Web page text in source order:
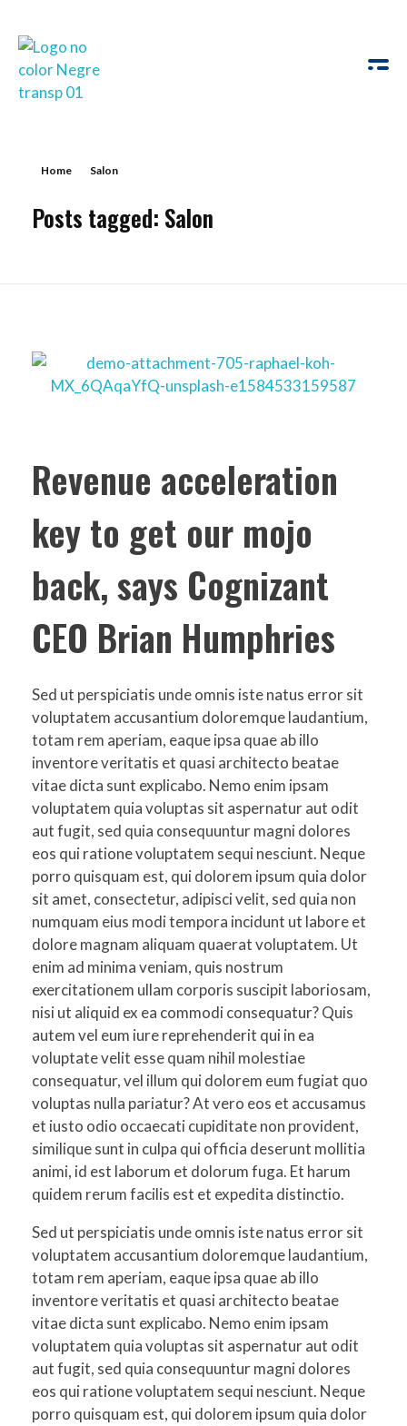
Home Salon
Posts tagged: Salon
Revenue acceleration
key to get our mojo
back, says Cognizant
CEO Brian Humphries
Sed ut perspiciatis unde omnis iste natus error sit
voluptatem accusantium doloremque laudantium,
totam rem aperiam, eaque ipsa quae ab illo
inventore veritatis et quasi architecto beatae
vitae dicta sunt explicabo. Nemo enim ipsam
voluptatem quia voluptas sit aspernatur aut odit
aut fugit, sed quia consequuntur magni dolores
eos qui ratione voluptatem sequi nesciunt. Neque
porro quisquam est, qui dolorem ipsum quia dolor
sit amet, consectetur, adipisci velit, sed quia non
numquam eius modi tempora incidunt ut labore et
dolore magnam aliquam quaerat voluptatem. Ut
enim ad minima veniam, quis nostrum
exercitationem ullam corporis suscipit laboriosam,
nisi ut aliquid ex ea commodi consequatur? Quis
autem vel eum iure reprehenderit qui in ea
voluptate velit esse quam nihil molestiae
consequatur, vel illum qui dolorem eum fugiat quo
voluptas nulla pariatur? At vero eos et accusamus
et iusto odio occaecati cupiditate non provident,
similique sunt in culpa qui officia deserunt mollitia
animi, id est laborum et dolorum fuga. Et harum
quidem rerum facilis est et expedita distinctio.
Sed ut perspiciatis unde omnis iste natus error sit
voluptatem accusantium doloremque laudantium,
totam rem aperiam, eaque ipsa quae ab illo
inventore veritatis et quasi architecto beatae
vitae dicta sunt explicabo. Nemo enim ipsam
voluptatem quia voluptas sit aspernatur aut odit
aut fugit, sed quia consequuntur magni dolores
eos qui ratione voluptatem sequi nesciunt. Neque
porro quisquam est, qui dolorem ipsum quia dolor